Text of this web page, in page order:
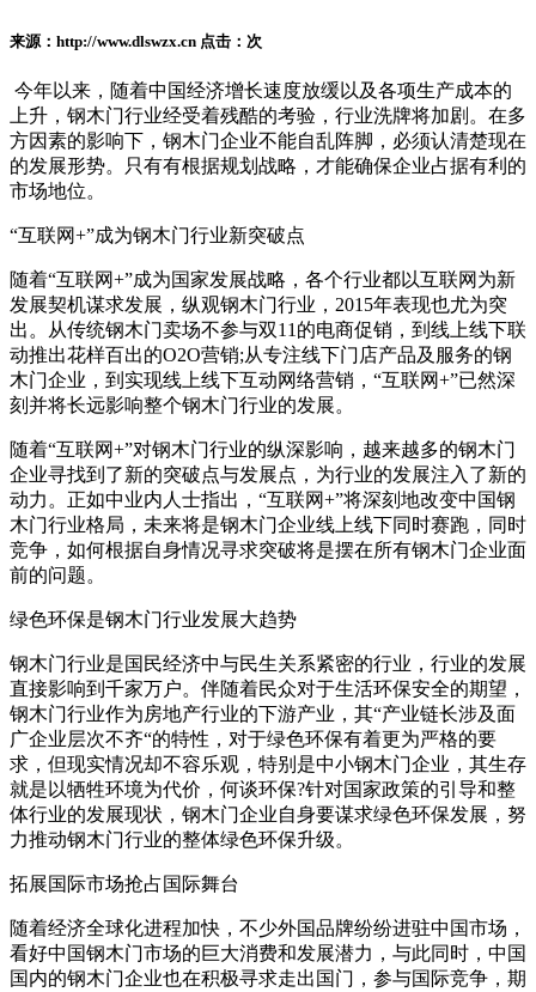
来源：http://www.dlswzx.cn 点击： 次
今年以来，随着中国经济增长速度放缓以及各项生产成本的
上升，钢木门行业经受着残酷的考验，行业洗牌将加剧。在多
方因素的影响下，钢木门企业不能自乱阵脚，必须认清楚现在
的发展形势。只有有根据规划战略，才能确保企业占据有利的
市场地位。
“互联网+”成为钢木门行业新突破点
随着“互联网+”成为国家发展战略，各个行业都以互联网为新
发展契机谋求发展，纵观钢木门行业，2015年表现也尤为突
出。从传统钢木门卖场不参与双11的电商促销，到线上线下联
动推出花样百出的O2O营销;从专注线下门店产品及服务的钢
木门企业，到实现线上线下互动网络营销，“互联网+”已然深
刻并将长远影响整个钢木门行业的发展。
随着“互联网+”对钢木门行业的纵深影响，越来越多的钢木门
企业寻找到了新的突破点与发展点，为行业的发展注入了新的
动力。正如中业内人士指出，“互联网+”将深刻地改变中国钢
木门行业格局，未来将是钢木门企业线上线下同时赛跑，同时
竞争，如何根据自身情况寻求突破将是摆在所有钢木门企业面
前的问题。
绿色环保是钢木门行业发展大趋势
钢木门行业是国民经济中与民生关系紧密的行业，行业的发展
直接影响到千家万户。伴随着民众对于生活环保安全的期望，
钢木门行业作为房地产行业的下游产业，其“产业链长涉及面
广企业层次不齐“的特性，对于绿色环保有着更为严格的要
求，但现实情况却不容乐观，特别是中小钢木门企业，其生存
就是以牺牲环境为代价，何谈环保?针对国家政策的引导和整
体行业的发展现状，钢木门企业自身要谋求绿色环保发展，努
力推动钢木门行业的整体绿色环保升级。
拓展国际市场抢占国际舞台
随着经济全球化进程加快，不少外国品牌纷纷进驻中国市场，
看好中国钢木门市场的巨大消费和发展潜力，与此同时，中国
国内的钢木门企业也在积极寻求走出国门，参与国际竞争，期